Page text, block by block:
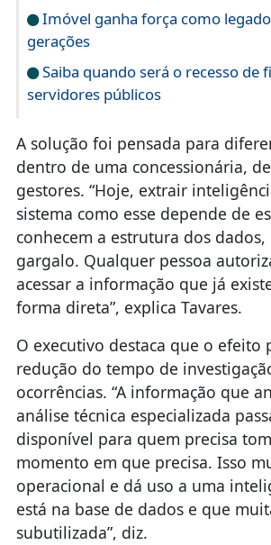
Imóvel ganha força como
gerações
Saiba quando será o recesso de
servidores públicos
A solução foi pensada para
dentro de uma concessionária,
gestores. “Hoje, extrair
sistema como esse depende de
conhecem a estrutura dos dados,
gargalo. Qualquer pessoa
acessar a informação que já
forma direta”, explica Tavares.
O executivo destaca que o efeito
redução do tempo de
ocorrências. “A informação que
análise técnica especializada
disponível para quem precisa
momento em que precisa. Isso
operacional e dá uso a uma
está na base de dados e que
subutilizada”, diz.